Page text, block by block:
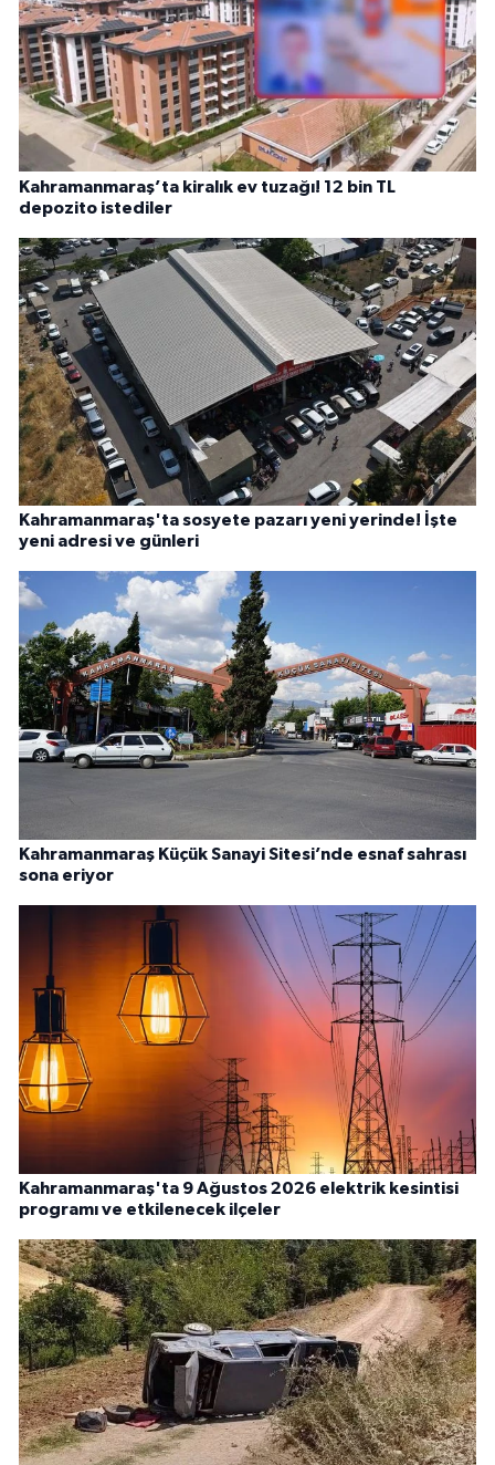
Kahramanmaraş’ta kiralık ev tuzağı! 12 bin TL
depozito istediler
Kahramanmaraş'ta sosyete pazarı yeni yerinde! İşte
yeni adresi ve günleri
Kahramanmaraş Küçük Sanayi Sitesi’nde esnaf sahrası
sona eriyor
Kahramanmaraş'ta 9 Ağustos 2026 elektrik kesintisi
programı ve etkilenecek ilçeler